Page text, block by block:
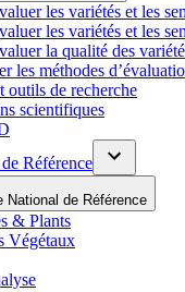
les variétés et les
les variétés et les
la qualité des
les méthodes
outils de recherche
scientifiques
Référence
National de Référence
& Plants
Végétaux